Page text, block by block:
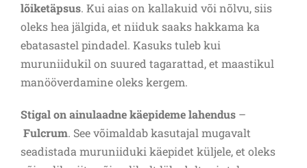
lõiketäpsus. Kui aias on kallakuid või nõlvu, siis
oleks hea jälgida, et niiduk saaks hakkama ka
ebatasastel pindadel. Kasuks tuleb kui
muruniidukil on suured tagarattad, et maastikul
manööverdamine oleks kergem.
Stigal on ainulaadne käepideme lahendus–
Fulcrum. See võimaldab kasutajal mugavalt
seadistada muruniiduki käepidet küljele, et oleks